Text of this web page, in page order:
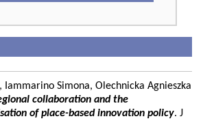
Iammarino Simona, Olechnicka Agnieszka
collaboration and the
of place-based innovation policy. J